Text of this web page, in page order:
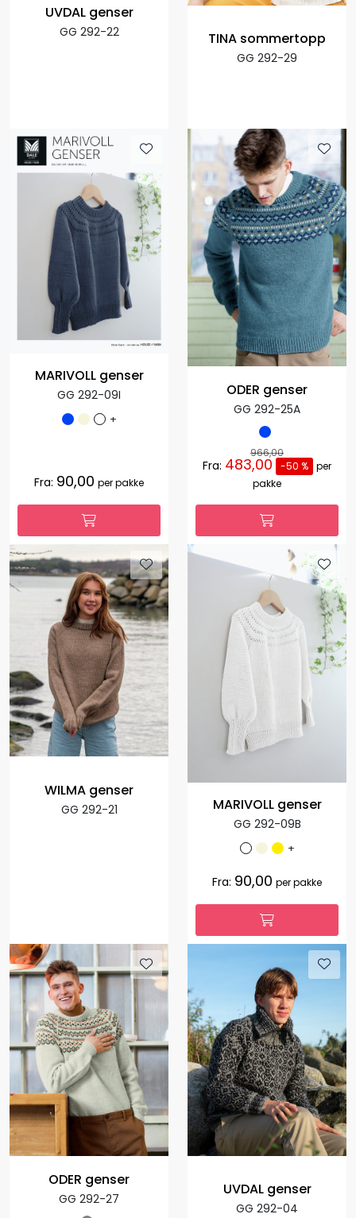
UVDAL genser
GG 292-22 TINA sommertopp
GG 292-29
MARIVOLL genser
GG 292-09I
+
Fra: 90,00 per pakke
ODER genser
GG 292-25A
966,00
Fra: 483,00 -50 % per
pakke
WILMA genser
GG 292-21 MARIVOLL genser
GG 292-09B
+
Fra: 90,00 per pakke
ODER genser
GG 292-27
UVDAL genser
GG 292-04